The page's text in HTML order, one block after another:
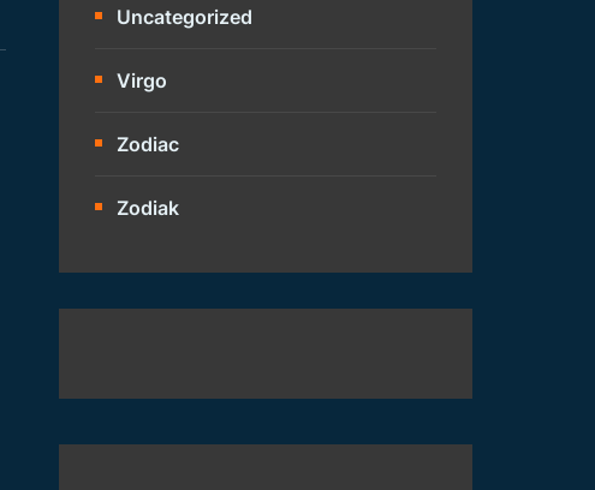
Uncategorized
Virgo
Zodiac
Zodiak